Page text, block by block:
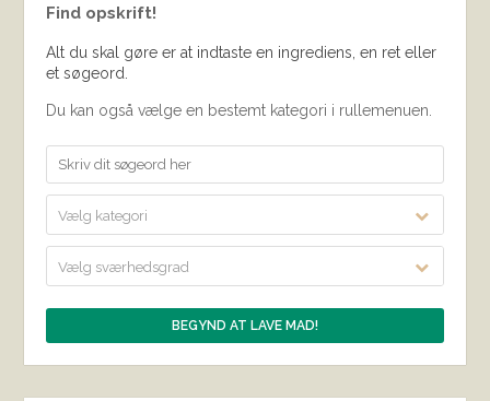
Find opskrift!
Alt du skal gøre er at indtaste en ingrediens, en ret eller
et søgeord.
Du kan også vælge en bestemt kategori i rullemenuen.
Vælg kategori
Vælg sværhedsgrad